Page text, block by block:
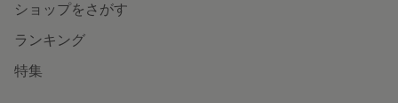
ショップをさがす
ランキング
特集